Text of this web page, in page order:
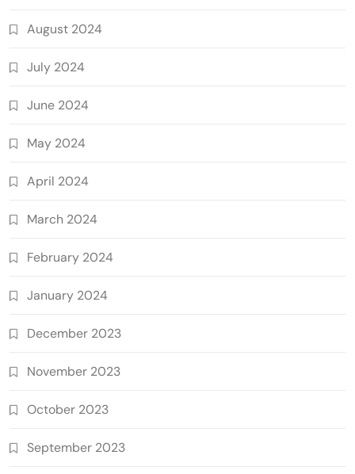
August 2024
July 2024
June 2024
May 2024
April 2024
March 2024
February 2024
January 2024
December 2023
November 2023
October 2023
September 2023